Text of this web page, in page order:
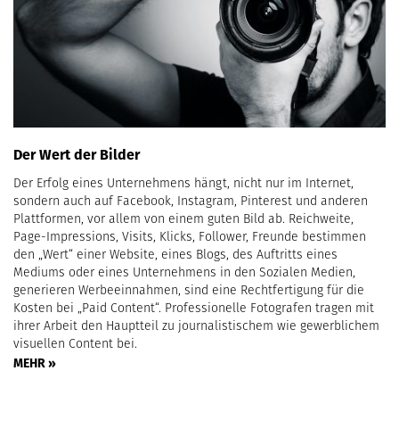
Der Wert der Bilder
Der Erfolg eines Unternehmens hängt, nicht nur im Internet,
sondern auch auf Facebook, Instagram, Pinterest und anderen
Plattformen, vor allem von einem guten Bild ab. Reichweite,
Page-Impressions, Visits, Klicks, Follower, Freunde bestimmen
den „Wert“ einer Website, eines Blogs, des Auftritts eines
Mediums oder eines Unternehmens in den Sozialen Medien,
generieren Werbeeinnahmen, sind eine Rechtfertigung für die
Kosten bei „Paid Content“. Professionelle Fotografen tragen mit
ihrer Arbeit den Hauptteil zu journalistischem wie gewerblichem
visuellen Content bei.
MEHR »